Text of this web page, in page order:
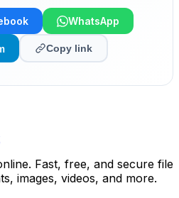
WhatsApp
Copy link
Fast, free, and secure file
images, videos, and more.